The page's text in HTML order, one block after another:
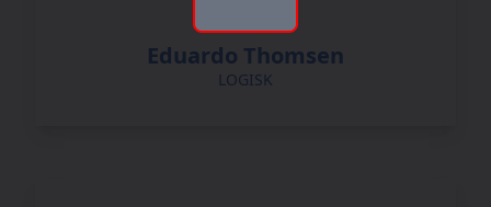
Eduardo Thomsen
LOGISK